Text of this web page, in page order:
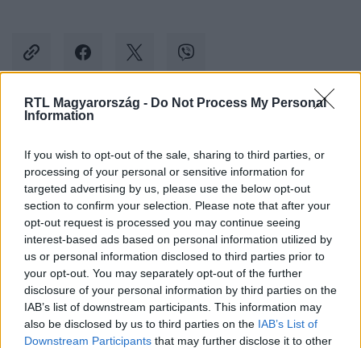
RTL Magyarország - Do Not Process My Personal
Information
If you wish to opt-out of the sale, sharing to third parties, or
processing of your personal or sensitive information for
targeted advertising by us, please use the below opt-out
section to confirm your selection. Please note that after your
opt-out request is processed you may continue seeing
interest-based ads based on personal information utilized by
us or personal information disclosed to third parties prior to
your opt-out. You may separately opt-out of the further
disclosure of your personal information by third parties on the
IAB’s list of downstream participants. This information may
also be disclosed by us to third parties on the IAB’s List of
Downstream Participants that may further disclose it to other
Követem
RENDŐRSÉG ÁLLÁSINTERJÚ
#SZEXUÁLIS TÁMADÁS #KISLÁNY #FLORIDA